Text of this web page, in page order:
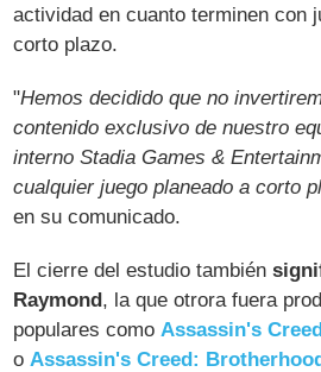
actividad en cuanto terminen con
corto plazo.
"Hemos decidido que no
contenido exclusivo de nuestro
interno Stadia Games &
cualquier juego planeado a corto
en su comunicado.
El cierre del estudio también
Raymond, la que otrora fuera
populares comoAssassin's
oAssassin's Creed: